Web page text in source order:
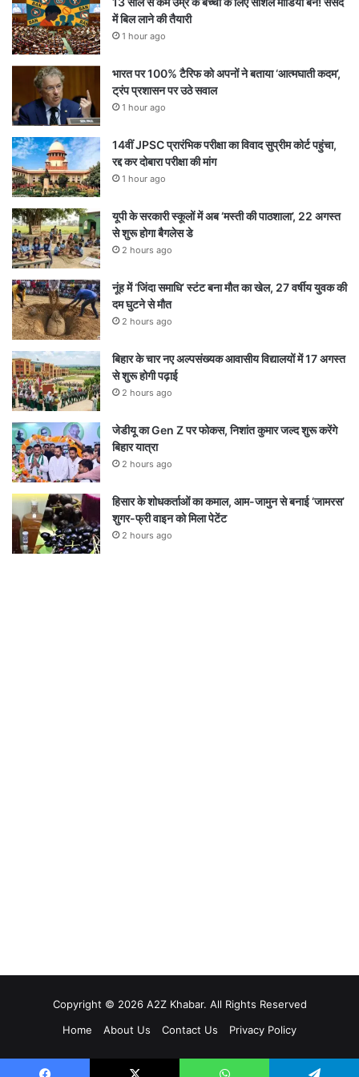
में बिल लाने की तैयारी
1 hour ago
भारत पर 100% टैरिफ को अपनों ने बताया ‘आत्मघाती कदम’,
ट्रंप प्रशासन पर उठे सवाल
1 hour ago
14वीं JPSC प्रारंभिक परीक्षा का विवाद सुप्रीम कोर्ट पहुंचा,
रद्द कर दोबारा परीक्षा की मांग
1 hour ago
यूपी के सरकारी स्कूलों में अब ‘मस्ती की पाठशाला’, 22 अगस्त
से शुरू होगा बैगलेस डे
2 hours ago
नूंह में ‘जिंदा समाधि’ स्टंट बना मौत का खेल, 27 वर्षीय युवक की
दम घुटने से मौत
2 hours ago
बिहार के चार नए अल्पसंख्यक आवासीय विद्यालयों में 17 अगस्त
से शुरू होगी पढ़ाई
2 hours ago
जेडीयू का Gen Z पर फोकस, निशांत कुमार जल्द शुरू करेंगे
बिहार यात्रा
2 hours ago
हिसार के शोधकर्ताओं का कमाल, आम-जामुन से बनाई ‘जामरस’
शुगर-फ्री वाइन को मिला पेटेंट
2 hours ago
Copyright © 2026 A2Z Khabar. All Rights Reserved
Home
About Us Contact Us Privacy Policy